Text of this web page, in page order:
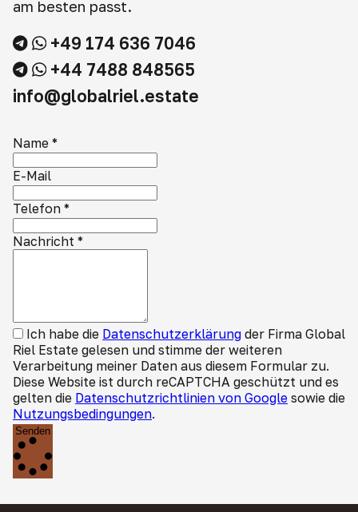
am besten passt.
+49 174 636 7046
+44 7488 848565
info@globalriel.estate
Name *
E-Mail
Telefon *
Nachricht *
Ich habe die Datenschutzerklärung der Firma Global
Riel Estate gelesen und stimme der weiteren
Verarbeitung meiner Daten aus diesem Formular zu.
Diese Website ist durch reCAPTCHA geschützt und es
gelten die Datenschutzrichtlinien von Google sowie die
Nutzungsbedingungen.
Senden